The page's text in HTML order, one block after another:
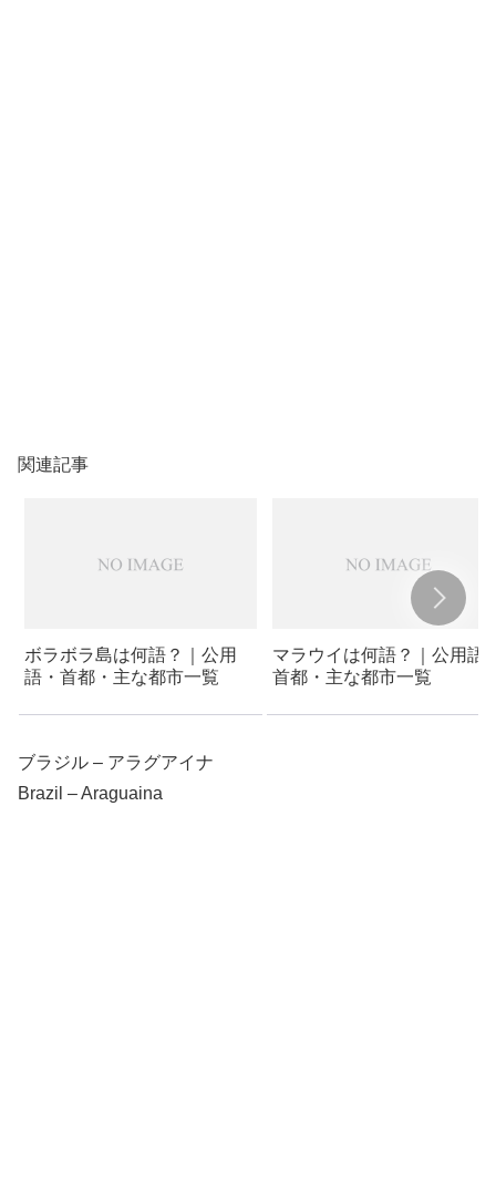
関連記事
ボラボラ島は何語？｜公用
語・首都・主な都市一覧
マラウイは何語？｜公用語
首都・主な都市一覧
ブラジル – アラグアイナ
Brazil – Araguaina